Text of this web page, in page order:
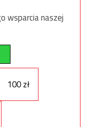
wsparcia naszej
100 zł